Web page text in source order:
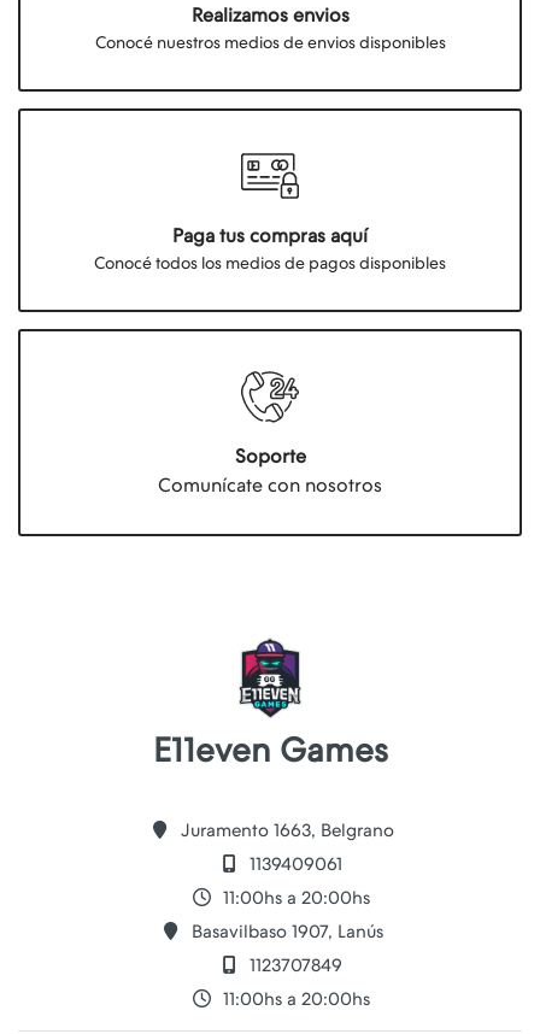
Realizamos envios
Conocé nuestros medios de envios disponibles
Paga tus compras aquí
Conocé todos los medios de pagos disponibles
Soporte
Comunícate con nosotros
E11even Games
Juramento 1663, Belgrano
1139409061
11:00hs a 20:00hs
Basavilbaso 1907, Lanús
1123707849
11:00hs a 20:00hs